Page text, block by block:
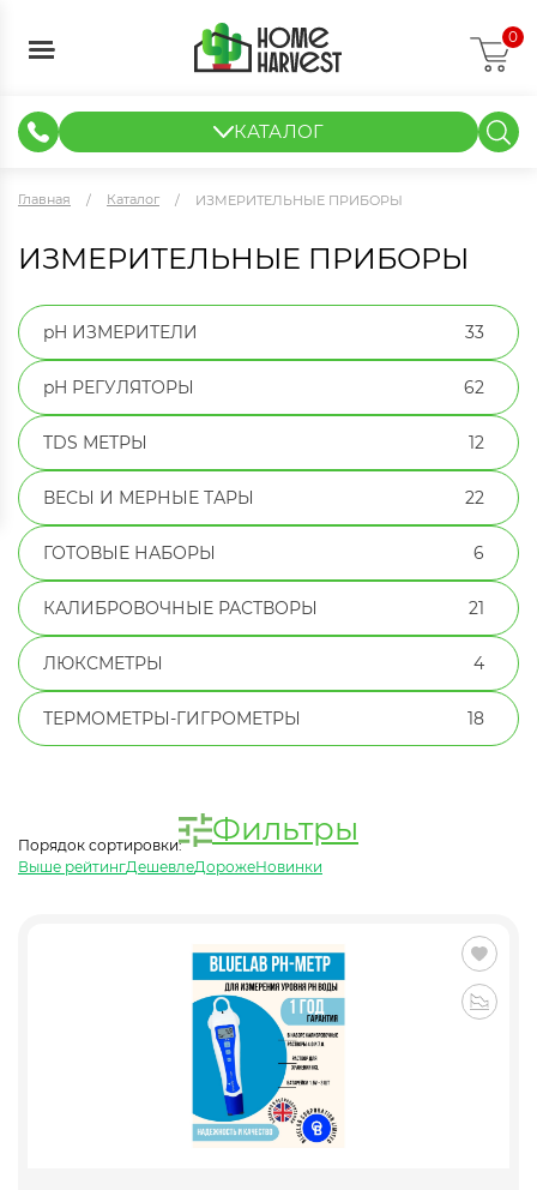
0
КАТАЛОГ
Главная Каталог ИЗМЕРИТЕЛЬНЫЕ ПРИБОРЫ
ИЗМЕРИТЕЛЬНЫЕ ПРИБОРЫ
pH ИЗМЕРИТЕЛИ 33
pH РЕГУЛЯТОРЫ 62
TDS МЕТРЫ 12
ВЕСЫ И МЕРНЫЕ ТАРЫ 22
ГОТОВЫЕ НАБОРЫ 6
КАЛИБРОВОЧНЫЕ РАСТВОРЫ 21
ЛЮКСМЕТРЫ 4
ТЕРМОМЕТРЫ-ГИГРОМЕТРЫ 18
Фильтры
Порядок сортировки:
Выше рейтингДешевлеДорожеНовинки